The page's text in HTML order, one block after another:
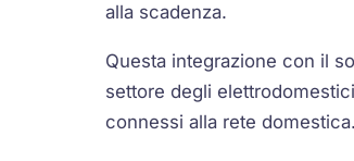
alla scadenza.
Questa integrazione con il
settore degli
connessi alla rete domestica.